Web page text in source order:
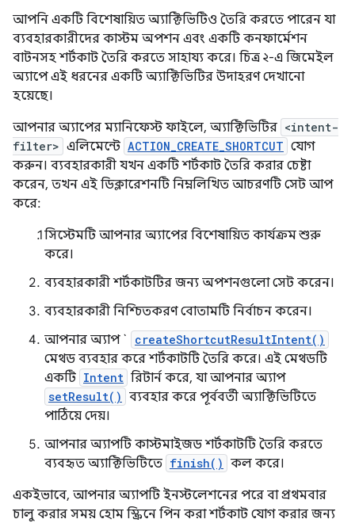
আপনি একটি বিশেষায়িত অ্যাক্টিভিটিও তৈরি করতে পারেন যা
ব্যবহারকারীদের কাস্টম অপশন এবং একটি কনফার্মেশন
বাটনসহ শর্টকাট তৈরি করতে সাহায্য করে। চিত্র ২-এ জিমেইল
অ্যাপে এই ধরনের একটি অ্যাক্টিভিটির উদাহরণ দেখানো
হয়েছে।
আপনার অ্যাপের ম্যানিফেস্ট ফাইলে, অ্যাক্টিভিটির <intent-
filter> এলিমেন্টে ACTION_CREATE_SHORTCUT যোগ
করুন। ব্যবহারকারী যখন একটি শর্টকাট তৈরি করার চেষ্টা
করেন, তখন এই ডিক্লারেশনটি নিম্নলিখিত আচরণটি সেট আপ
করে:
সিস্টেমটি আপনার অ্যাপের বিশেষায়িত কার্যক্রম শুরু
করে।
ব্যবহারকারী শর্টকাটটির জন্য অপশনগুলো সেট করেন।
ব্যবহারকারী নিশ্চিতকরণ বোতামটি নির্বাচন করেন।
আপনার অ্যাপ `
createShortcutResultIntent()
মেথড ব্যবহার করে শর্টকাটটি তৈরি করে। এই মেথডটি
একটি Intent রিটার্ন করে, যা আপনার অ্যাপ
setResult() ব্যবহার করে পূর্ববর্তী অ্যাক্টিভিটিতে
পাঠিয়ে দেয়।
আপনার অ্যাপটি কাস্টমাইজড শর্টকাটটি তৈরি করতে
ব্যবহৃত অ্যাক্টিভিটিতে finish() কল করে।
একইভাবে, আপনার অ্যাপটি ইনস্টলেশনের পরে বা প্রথমবার
চালু করার সময় হোম স্ক্রিনে পিন করা শর্টকাট যোগ করার জন্য